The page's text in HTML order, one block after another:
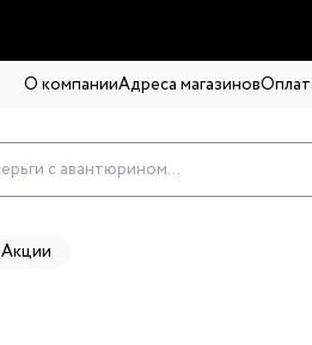
О компанииАдреса магазинов
Акции